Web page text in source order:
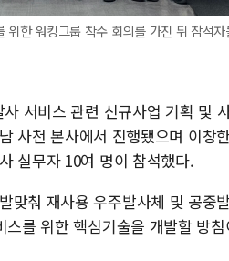
한 워킹그룹 착수 회의를 가진 뒤 참석
서비스 관련 신규사업 기획 및
사천 본사에서 진행됐으며 이창
실무자 10여 명이 참석했다.
맞춰 재사용 우주발사체 및 공중
를 위한 핵심기술을 개발할 방